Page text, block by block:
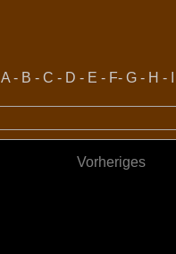
A - B - C - D - E - F- G - H -
Vorheriges